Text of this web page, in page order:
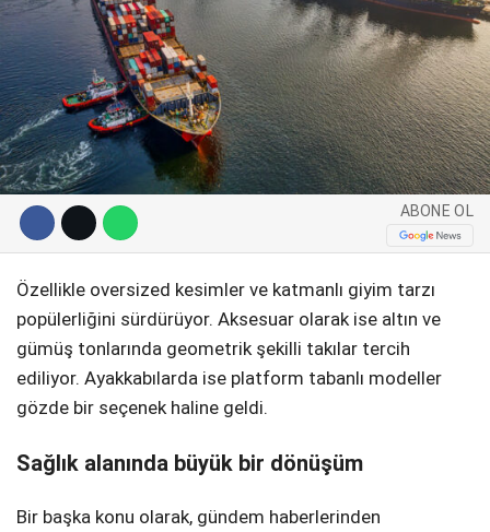
Facebook
Instagram
Youtube
Telegram
ABONE OL
Özellikle oversized kesimler ve katmanlı giyim tarzı
popülerliğini sürdürüyor. Aksesuar olarak ise altın ve
gümüş tonlarında geometrik şekilli takılar tercih
ediliyor. Ayakkabılarda ise platform tabanlı modeller
gözde bir seçenek haline geldi.
Sağlık alanında büyük bir dönüşüm
Bir başka konu olarak, gündem haberlerinden